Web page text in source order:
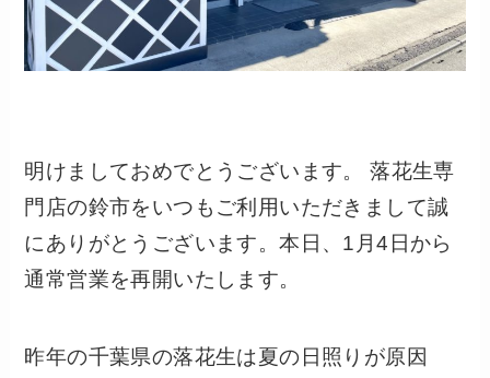
明けましておめでとうございます。 落花生専
門店の鈴市をいつもご利用いただきまして誠
にありがとうございます。本日、1月4日から
通常営業を再開いたします。
昨年の千葉県の落花生は夏の日照りが原因